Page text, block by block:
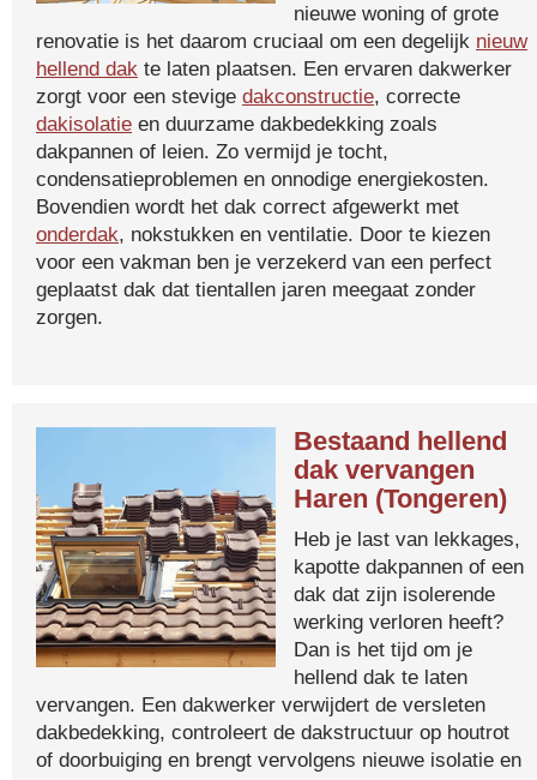
nieuwe woning of grote
renovatie is het daarom cruciaal om een degelijk nieuw
hellend dak te laten plaatsen. Een ervaren dakwerker
zorgt voor een stevige dakconstructie, correcte
dakisolatie en duurzame dakbedekking zoals
dakpannen of leien. Zo vermijd je tocht,
condensatieproblemen en onnodige energiekosten.
Bovendien wordt het dak correct afgewerkt met
onderdak, nokstukken en ventilatie. Door te kiezen
voor een vakman ben je verzekerd van een perfect
geplaatst dak dat tientallen jaren meegaat zonder
zorgen.
Bestaand hellend
dak vervangen
Haren (Tongeren)
Heb je last van lekkages,
kapotte dakpannen of een
dak dat zijn isolerende
werking verloren heeft?
Dan is het tijd om je
hellend dak te laten
vervangen. Een dakwerker verwijdert de versleten
dakbedekking, controleert de dakstructuur op houtrot
of doorbuiging en brengt vervolgens nieuwe isolatie en